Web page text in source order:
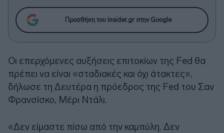
Προσθήκη του insider.gr στην Google
Οι επερχόμενες αυξήσεις επιτοκίων της Fed θα
πρέπει να είναι «σταδιακές και όχι άτακτες»,
δήλωσε τη Δευτέρα η πρόεδρος της Fed του Σαν
Φρανσίσκο, Μέρι Ντάλι.
«Δεν είμαστε πίσω από την καμπύλη. Δεν